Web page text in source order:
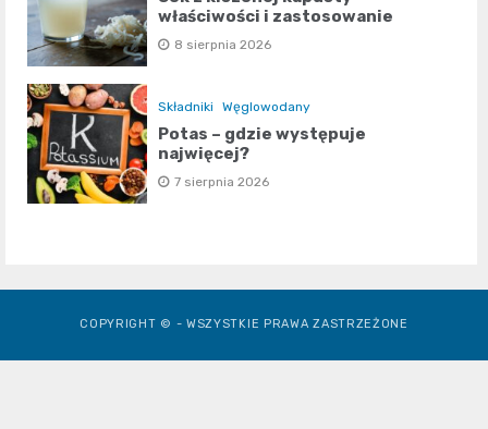
właściwości i zastosowanie
8 sierpnia 2026
Składniki Węglowodany
Potas – gdzie występuje
najwięcej?
7 sierpnia 2026
COPYRIGHT © - WSZYSTKIE PRAWA ZASTRZEŻONE